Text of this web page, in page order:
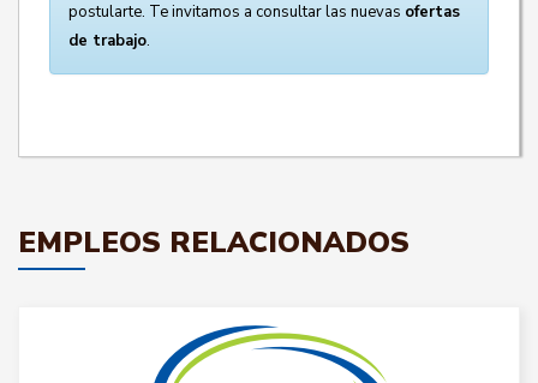
postularte. Te invitamos a consultar las nuevas ofertas
de trabajo.
EMPLEOS RELACIONADOS